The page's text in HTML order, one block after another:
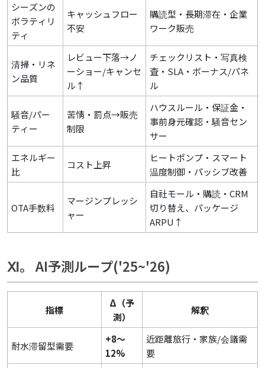
シーズンの
ボラティリ
ティ
キャッシュフロー
不安
購読型・長期滞在・企業
ワーク販売
清掃・リネ
ン品質
レビュー下落→ノ
ーショー/キャンセ
ル↑
チェックリスト・写真検
査・SLA・ボーナス/パネ
ル
騒音/パー
ティー
苦情・罰点→販売
制限
ハウスルール・保証金・
事前身元確認・騒音セン
サー
エネルギー
比
コスト上昇
ヒートポンプ・スマート
温度制御・パッシブ改善
OTA手数料
マージンプレッシ
ャー
自社モール・購読・CRM
切り替え、パッケージ
ARPU↑
Ⅺ。 AI予測ループ('25~'26)
指標
Δ（予
測）
解釈
耐水滞留型需要
+8～
12%
近距離旅行・家族/会議需
要